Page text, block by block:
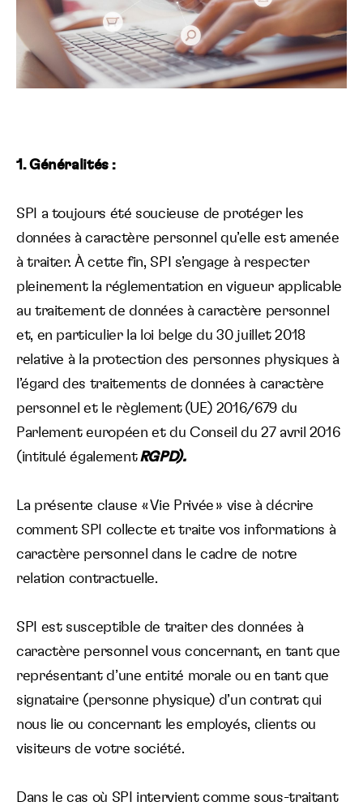
Langue :
1. Généralités :
SPI a toujours été soucieuse de protéger les
données à caractère personnel qu’elle est amenée
à traiter. À cette fin, SPI s’engage à respecter
pleinement la réglementation en vigueur applicable
au traitement de données à caractère personnel
et, en particulier la loi belge du 30 juillet 2018
relative à la protection des personnes physiques à
l’égard des traitements de données à caractère
personnel et le règlement (UE) 2016/679 du
Parlement européen et du Conseil du 27 avril 2016
(intitulé égalementRGPD).
La présente clause « Vie Privée » vise à décrire
comment SPI collecte et traite vos informations à
caractère personnel dans le cadre de notre
relation contractuelle.
SPI est susceptible de traiter des données à
caractère personnel vous concernant, en tant que
représentant d’une entité morale ou en tant que
signataire (personne physique) d’un contrat qui
nous lie ou concernant les employés, clients ou
visiteurs de votre société.
Dans le cas où SPI intervient comme sous-traitant